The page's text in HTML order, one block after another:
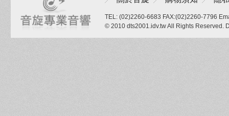
TEL: (02)2260-6683 FAX:(02)2260-7796
© 2010 dts2001.idv.tw All Rights Reserved.